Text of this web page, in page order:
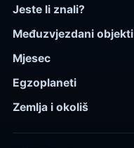
Jeste li znali?
Međuzvjezdani objekti
Mjesec
Egzoplaneti
Zemlja i okoliš